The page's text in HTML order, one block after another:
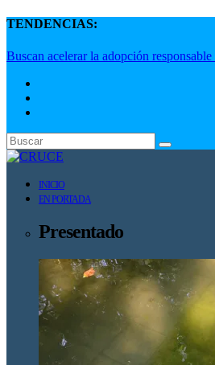
TENDENCIAS:
Buscan acelerar la adopción
INICIO
EN PORTADA
Presentado